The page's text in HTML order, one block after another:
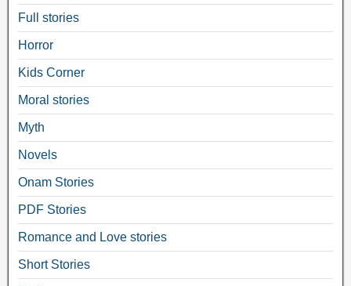
Full stories
Horror
Kids Corner
Moral stories
Myth
Novels
Onam Stories
PDF Stories
Romance and Love stories
Short Stories